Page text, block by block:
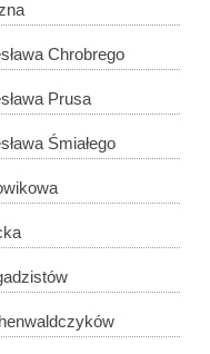
Chrobrego
Prusa
Śmiałego